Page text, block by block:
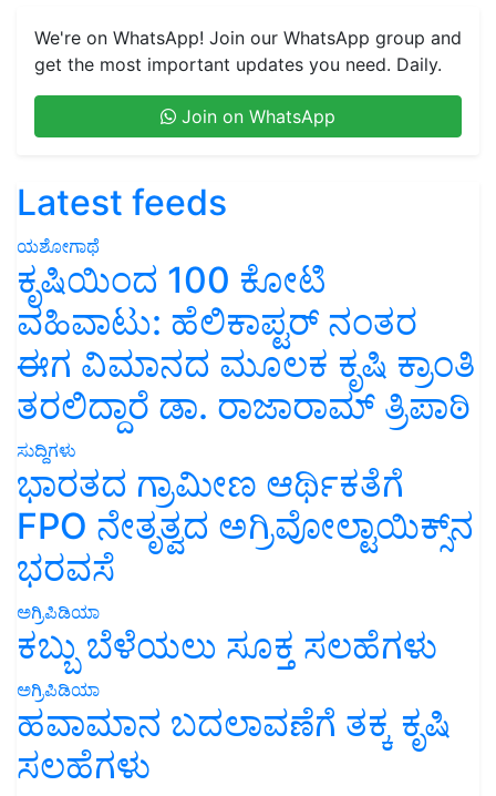
We're on WhatsApp! Join our WhatsApp group and
get the most important updates you need. Daily.
Join on WhatsApp
Latest feeds
ಯಶೋಗಾಥೆ
ಕೃಷಿಯಿಂದ 100 ಕೋಟಿ
ವಹಿವಾಟು: ಹೆಲಿಕಾಪ್ಟರ್ ನಂತರ
ಈಗ ವಿಮಾನದ ಮೂಲಕ ಕೃಷಿ ಕ್ರಾಂತಿ
ತರಲಿದ್ದಾರೆ ಡಾ. ರಾಜಾರಾಮ್ ತ್ರಿಪಾಠಿ
ಸುದ್ದಿಗಳು
ಭಾರತದ ಗ್ರಾಮೀಣ ಆರ್ಥಿಕತೆಗೆ
FPO ನೇತೃತ್ವದ ಅಗ್ರಿವೋಲ್ಟಾಯಿಕ್ಸ್‌ನ
ಭರವಸೆ
ಅಗ್ರಿಪಿಡಿಯಾ
ಕಬ್ಬು ಬೆಳೆಯಲು ಸೂಕ್ತ ಸಲಹೆಗಳು
ಅಗ್ರಿಪಿಡಿಯಾ
ಹವಾಮಾನ ಬದಲಾವಣೆಗೆ ತಕ್ಕ ಕೃಷಿ
ಸಲಹೆಗಳು